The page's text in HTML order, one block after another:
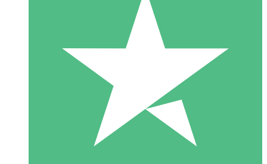
Individuella Kreditpaket
Betala per användning med nedladdningskrediter. Inget
1 Nedladdningar
10 00